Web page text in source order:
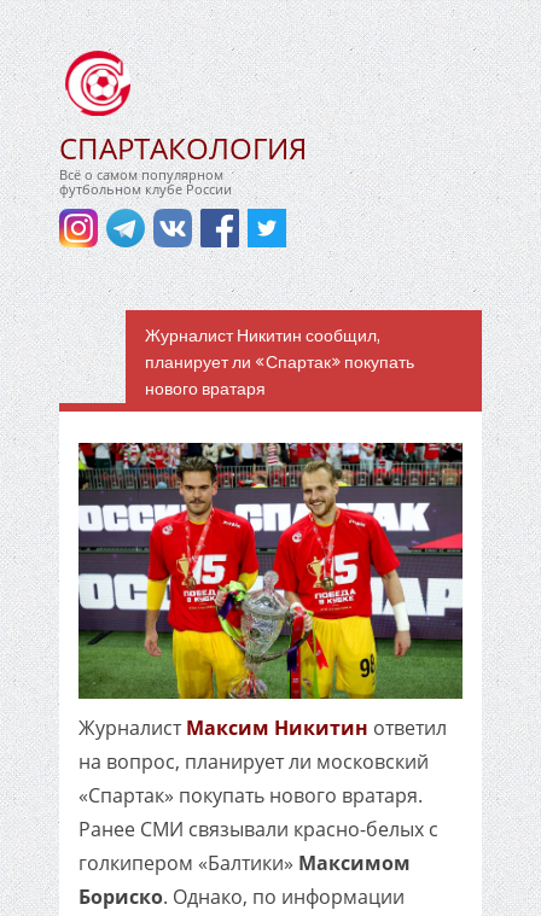
СПАРТАКОЛОГИЯ
Всё о самом популярном
футбольном клубе России
Журналист Никитин сообщил,
планирует ли «Спартак» покупать
нового вратаря
ЖурналистМаксим Никитин ответил
на вопрос, планирует ли московский
«Спартак» покупать нового вратаря.
Ранее СМИ связывали красно-белых с
голкипером «Балтики» Максимом
Бориско. Однако, по информации